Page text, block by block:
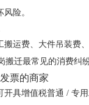
险。
运费、大件吊装费
迁最常见的消费纠纷
票的商家
具增值税普通 / 专